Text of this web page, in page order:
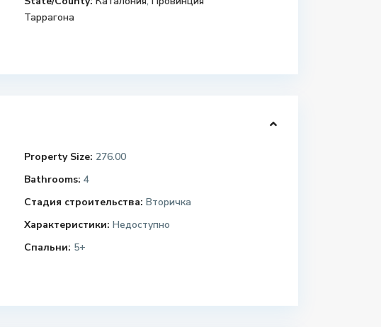
Таррагона
Property Size: 276.00
Bathrooms: 4
Стадия строительства: Вторичка
Характеристики: Недоступно
Спальни: 5+